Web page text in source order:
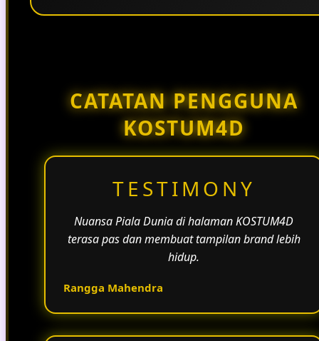
CATATAN PENGGUNA
KOSTUM4D
TESTIMONY
Nuansa Piala Dunia di halaman KOSTUM4D
terasa pas dan membuat tampilan brand lebih
hidup.
Rangga Mahendra